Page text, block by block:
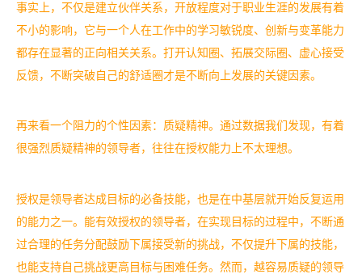
事实上，不仅是建立伙伴关系，开放程度对于职业生涯的发展有着
不小的影响，它与一个人在工作中的学习敏锐度、创新与变革能力
都存在显著的正向相关关系。打开认知圈、拓展交际圈、虚心接受
反馈，不断突破自己的舒适圈才是不断向上发展的关键因素。
再来看一个阻力的个性因素：质疑精神。通过数据我们发现，有着
很强烈质疑精神的领导者，往往在授权能力上不太理想。
授权是领导者达成目标的必备技能，也是在中基层就开始反复运用
的能力之一。能有效授权的领导者，在实现目标的过程中，不断通
过合理的任务分配鼓励下属接受新的挑战，不仅提升下属的技能，
也能支持自己挑战更高目标与困难任务。然而，越容易质疑的领导